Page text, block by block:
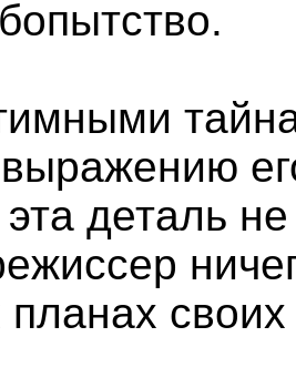
деталь
планах